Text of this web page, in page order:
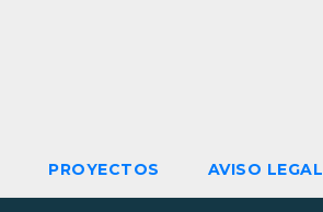
PROYECTOS AVISO LEGAL